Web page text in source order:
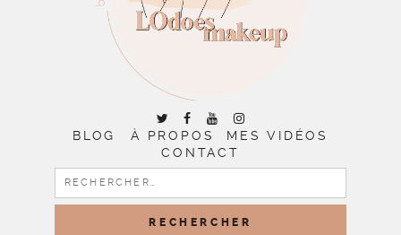
BLOG À PROPOS
MES VIDÉOS
CONTACT
RECHERCHER :